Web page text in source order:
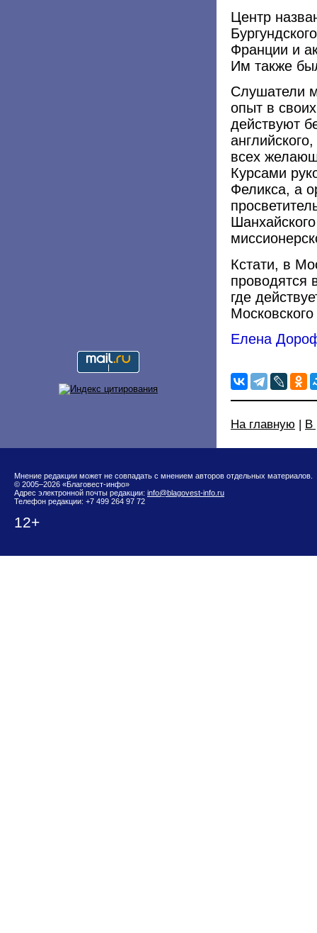
Центр
Франции и
Им также
Слушатели
опыт в
действуют
всех
Курсами
Феликса, а
Кстати, в
проводятся
где
Елена
На главную | В
Мнение редакции может не совпадать с мнением авторов отдельных материалов.
© 2005–2026 «Благовест-инфо»
Адрес электронной почты редакции: info@blagovest-info.ru
Телефон редакции: +7 499 264 97 72
12+